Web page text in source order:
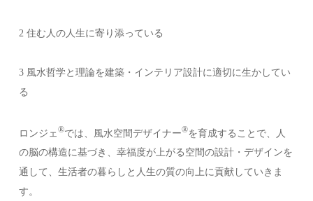
2 住む人の人生に寄り添っている
3 風水哲学と理論を建築・インテリア設計に適切に生かしてい
る
ロンジェ®︎では、風水空間デザイナー®︎を育成することで、人
の脳の構造に基づき、幸福度が上がる空間の設計・デザインを
通して、生活者の暮らしと人生の質の向上に貢献していきま
す。